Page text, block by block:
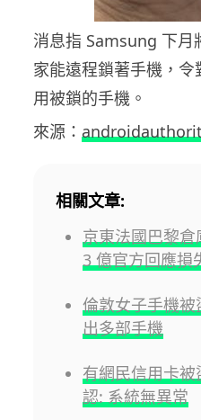
消息指 Samsung 下月
家能遠程鎖著手機，
用被鎖的手機。
來源：
相關文章:
京東法國巴黎
3 億官方回應損
倫敦女子手機
出多部手機
有網民信用卡
認: 系統無異常